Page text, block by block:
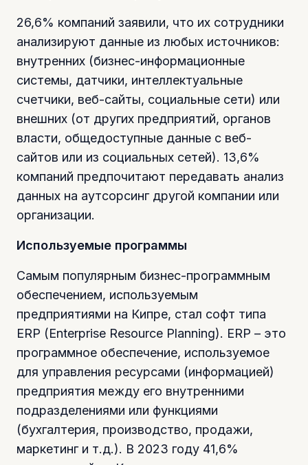
26,6% компаний заявили, что их сотрудники
анализируют данные из любых источников:
внутренних (бизнес-информационные
системы, датчики, интеллектуальные
счетчики, веб-сайты, социальные сети) или
внешних (от других предприятий, органов
власти, общедоступные данные с веб-
сайтов или из социальных сетей). 13,6%
компаний предпочитают передавать анализ
данных на аутсорсинг другой компании или
организации.
Используемые программы
Самым популярным бизнес-программным
обеспечением, используемым
предприятиями на Кипре, стал софт типа
ERP (Enterprise Resource Planning). ERP – это
программное обеспечение, используемое
для управления ресурсами (информацией)
предприятия между его внутренними
подразделениями или функциями
(бухгалтерия, производство, продажи,
маркетинг и т.д.). В 2023 году 41,6%